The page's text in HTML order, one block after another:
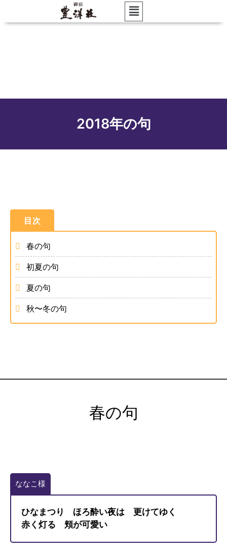
2018年の句
春の句
初夏の句
夏の句
秋〜冬の句
春の句
ななこ様
ひなまつり ほろ酔い夜は 更けてゆく
赤く灯る 頬が可愛い